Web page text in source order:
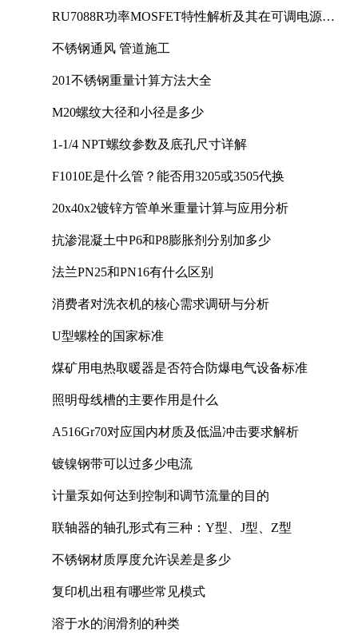
RU7088R功率MOSFET特性解析及其在可调电源设
不锈钢通风 管道施工
201不锈钢重量计算方法大全
M20螺纹大径和小径是多少
1-1/4 NPT螺纹参数及底孔尺寸详解
F1010E是什么管？能否用3205或3505代换
20x40x2镀锌方管单米重量计算与应用分析
抗渗混凝土中P6和P8膨胀剂分别加多少
法兰PN25和PN16有什么区别
消费者对洗衣机的核心需求调研与分析
U型螺栓的国家标准
煤矿用电热取暖器是否符合防爆电气设备标准
照明母线槽的主要作用是什么
A516Gr70对应国内材质及低温冲击要求解析
镀镍钢带可以过多少电流
计量泵如何达到控制和调节流量的目的
联轴器的轴孔形式有三种：Y型、J型、Z型
不锈钢材质厚度允许误差是多少
复印机出租有哪些常见模式
溶于水的润滑剂的种类